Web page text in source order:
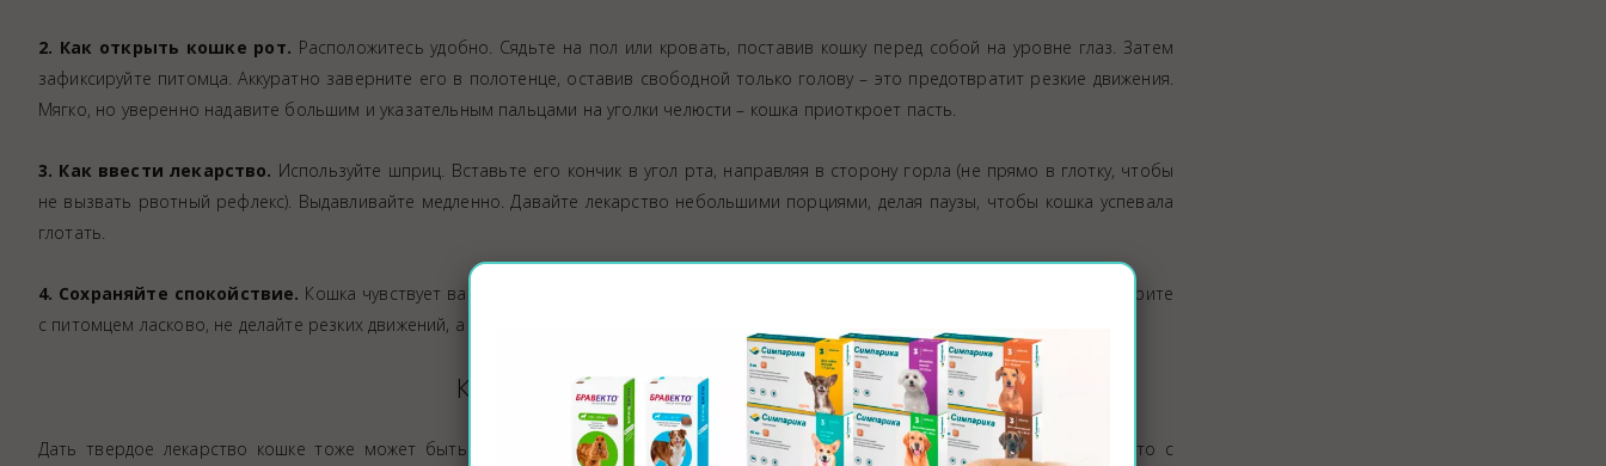
2. Как открыть кошке рот. Расположитесь удобно. Сядьте на пол или кровать, поставив кошку перед собой на уровне глаз. Затем
зафиксируйте питомца. Аккуратно заверните его в полотенце, оставив свободной только голову – это предотвратит резкие движения.
Мягко, но уверенно надавите большим и указательным пальцами на уголки челюсти – кошка приоткроет пасть.
3. Как ввести лекарство. Используйте шприц. Вставьте его кончик в угол рта, направляя в сторону горла (не прямо в глотку, чтобы
не вызвать рвотный рефлекс). Выдавливайте медленно. Давайте лекарство небольшими порциями, делая паузы, чтобы кошка успевала
глотать.
4. Сохраняйте спокойствие. Кошка чувствует ваше настроение – если вы нервничаете, она начнет беспокоиться сильнее. Говорите
с питомцем ласково, не делайте резких движений, а после процедуры обязательно угостите его любимым лакомством.
Как дать кошке таблетку
Дать твердое лекарство кошке тоже может быть непросто, но существуют эффективные методы, которые помогут сделать это с